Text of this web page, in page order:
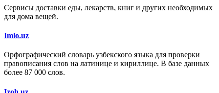
Сервисы доставки еды, лекарств, книг и других необходимых
для дома вещей.
Imlo.uz
Орфографический словарь узбекского языка для проверки
правописания слов на латинице и кириллице. В базе данных
более 87 000 слов.